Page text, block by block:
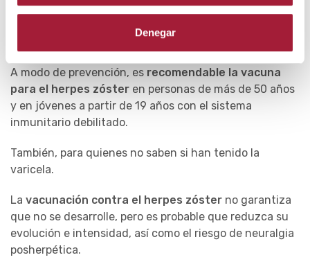
Denegar
Paralelamente, se puedeaplicar fríopara calmar el
A modo de prevención, es recomendable la vacuna
para el herpes zóster en personas de más de 50 años
y en jóvenes a partir de 19 años con el sistema
inmunitario debilitado.
También, para quienes no saben si han tenido la
varicela.
La vacunación contra el herpes zóster no garantiza
que no se desarrolle, pero es probable que reduzca su
evolución e intensidad, así como el riesgo de neuralgia
posherpética.